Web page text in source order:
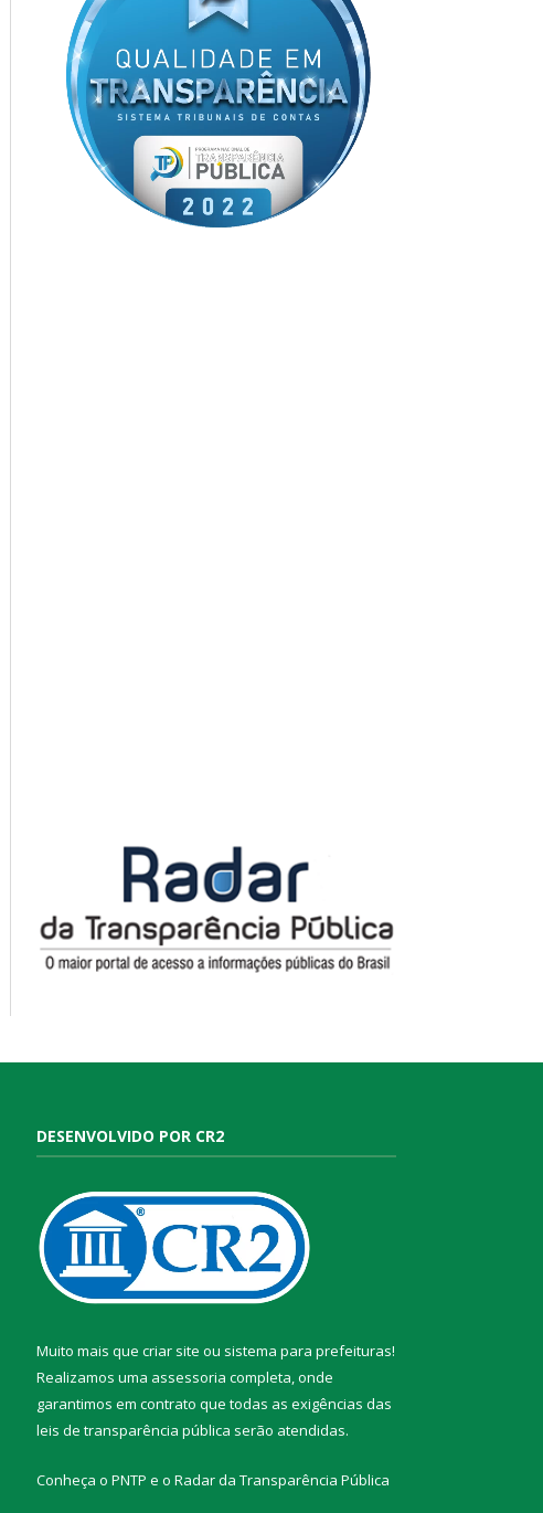
DESENVOLVIDO POR CR2
Muito mais que criar site ou sistema para prefeituras!
Realizamos uma assessoria completa, onde
garantimos em contrato que todas as exigências das
leis de transparência pública serão atendidas.
Conheça o PNTP e o Radar da Transparência Pública